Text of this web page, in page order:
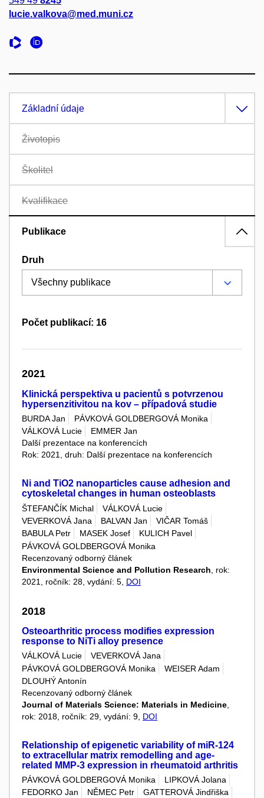
lucie.valkova@med.muni.cz
Základní údaje
Životopis
Školitel
Kvalifikace
Publikace
Druh
Počet publikací: 16
2021
Klinická perspektiva u pacientů s potvrzenou
hypersenzitivitou na kov – případová studie
BURDA Jan
PÁVKOVÁ GOLDBERGOVÁ Monika
VÁLKOVÁ Lucie
EMMER Jan
Další prezentace na konferencích
Rok: 2021, druh: Další prezentace na konferencích
Ni and TiO2 nanoparticles cause adhesion and
cytoskeletal changes in human osteoblasts
ŠTEFANČÍK Michal
VÁLKOVÁ Lucie
VEVERKOVÁ Jana
BALVAN Jan
VIČAR Tomáš
BABULA Petr
MASEK Josef
KULICH Pavel
PÁVKOVÁ GOLDBERGOVÁ Monika
Recenzovaný odborný článek
Environmental Science and Pollution Research , rok:
2021, ročník: 28, vydání: 5, DOI
2018
Osteoarthritic process modifies expression
response to NiTi alloy presence
VÁLKOVÁ Lucie
VEVERKOVÁ Jana
PÁVKOVÁ GOLDBERGOVÁ Monika
WEISER Adam
DLOUHÝ Antonín
Recenzovaný odborný článek
Journal of Materials Science: Materials in Medicine
rok: 2018, ročník: 29, vydání: 9, DOI
Relationship of epigenetic variability of miR-124
to extracellular matrix remodelling and age-
related MMP-3 expression in rheumatoid arthritis
PÁVKOVÁ GOLDBERGOVÁ Monika
LIPKOVÁ Jolana
FEDORKO Jan
NĚMEC Petr
GATTEROVÁ Jindřiška